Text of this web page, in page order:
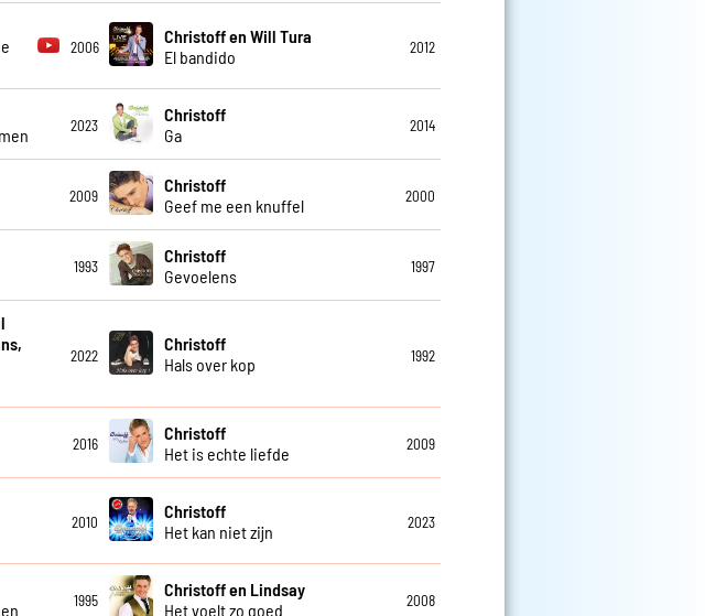
2006
Christoff en Will Tura
El bandido
2012
2023
Christoff
Ga
2014
2009
Christoff
Geef me een knuffel
2000
1993
Christoff
Gevoelens
1997
2022
Christoff
Hals over kop
1992
2016
Christoff
Het is echte liefde
2009
2010
Christoff
Het kan niet zijn
2023
1995
Christoff en Lindsay
Het voelt zo goed
2008